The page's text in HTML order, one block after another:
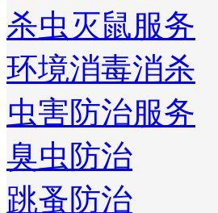
杀虫灭鼠服务
环境消毒消杀
虫害防治服务
臭虫防治
跳蚤防治